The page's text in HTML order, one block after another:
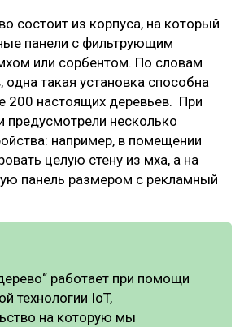
состоит из корпуса, на который
панели с фильтрующим
или сорбентом. По словам
одна такая установка способна
200 настоящих деревьев. При
предусмотрели несколько
например, в помещении
целую стену из мха, а на
панель размером с рекламный
работает при помощи
технологии IoT,
на которую мы